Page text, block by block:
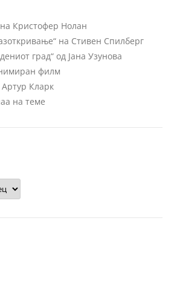
на Кристофер Нолан
на Стивен Спилберг
град“ од Јана Узунова
филм
Артур Кларк
на теме